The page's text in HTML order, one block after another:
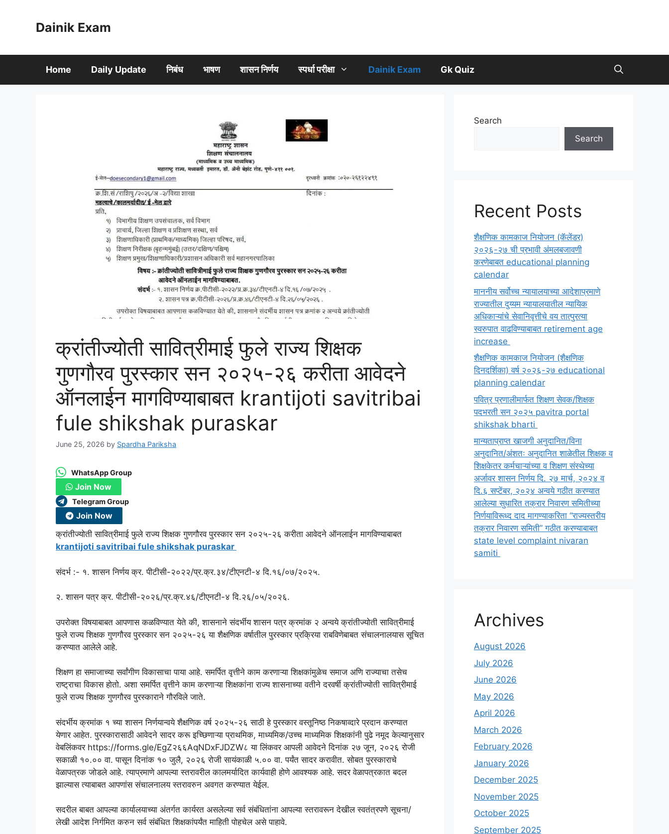
Dainik Exam
Home Daily Update निबंध भाषण शासन निर्णय स्पर्धा परीक्षा Dainik Exam Gk Quiz
क्रांतीज्योती सावित्रीमाई फुले राज्य शिक्षक
गुणगौरव पुरस्कार सन २०२५-२६ करीता आवेदने
ऑनलाईन मागविण्याबाबत krantijoti savitribai
fule shikshak puraskar
June 25, 2026 by Spardha Pariksha
WhatsApp Group
Join Now
Telegram Group
Join Now
क्रांतीज्योती सावित्रीमाई फुले राज्य शिक्षक गुणगौरव पुरस्कार सन २०२५-२६ करीता आवेदने ऑनलाईन मागविण्याबाबत
krantijoti savitribai fule shikshak puraskar
संदर्भ :- १. शासन निर्णय क्र. पीटीसी-२०२२/प्र.क्र.३४/टीएनटी-४ दि.१६/०७/२०२५.
२. शासन पत्र क्र. पीटीसी-२०२६/प्र.क्र.४६/टीएनटी-४ दि.२६/०५/२०२६.
उपरोक्त विषयाबाबत आपणास कळविण्यात येते की, शासनाने संदर्भीय शासन पत्र क्रमांक २ अन्वये क्रांतीज्योती सावित्रीमाई
फुले राज्य शिक्षक गुणगौरव पुरस्कार सन २०२५-२६ या शैक्षणिक वर्षातील पुरस्कार प्रक्रिया राबविणेबाबत संचालनालयास सूचित
करण्यात आलेले आहे.
शिक्षण हा समाजाच्या सर्वांगीण विकासाचा पाया आहे. समर्पित वृत्तीने काम करणाऱ्या शिक्षकांमुळेच समाज अणि राज्याचा तसेच
राष्ट्राचा विकास होतो. अशा समर्पित वृत्तीने काम करणाऱ्या शिक्षकांना राज्य शासनाच्या वतीने दरवर्षी क्रांतीज्योती सावित्रीमाई
फुले राज्य शिक्षक गुणगौरव पुरस्काराने गौरविले जाते.
संदर्भीय क्रमांक १ च्या शासन निर्णयान्वये शैक्षणिक वर्ष २०२५-२६ साठी हे पुरस्कार वस्तूनिष्ठ निकषाव्दारे प्रदान करण्यात
येणार आहेत. पुरस्कारासाठी आवेदने सादर करू इच्छिणाऱ्या प्राथमिक, माध्यमिक/उच्च माध्यमिक शिक्षकांनी पुढे नमूद केल्यानुसार
वेबलिंकवर https://forms.gle/EgZ२६६AqNDxFJDZW८ या लिंकवर आपली आवेदने दिनांक २७ जून, २०२६ रोजी
सकाळी १०.०० वा. पासून दिनांक १० जुलै, २०२६ रोजी सायंकाळी ५.०० वा. पर्यंत सादर करावीत. सोबत पुरस्काराचे
वेळापत्रक जोडले आहे. त्याप्रमाणे आपल्या स्तरावरील कालमर्यादित कार्यवाही होणे आवश्यक आहे. सदर वेळापत्रकात बदल
झाल्यास त्याबाबत आपणांस संचालनालय स्तरावरुन अवगत करण्यात येईल.
सदरील बाबत आपल्या कार्यालयाच्या अंतर्गत कार्यरत असलेल्या सर्व संबंधितांना आपल्या स्तरावरून देखील स्वतंत्रपणे सूचना/
लेखी आदेश निर्गमित करुन सर्व संबंधित शिक्षकांपर्यंत माहिती पोहचेल असे पाहावे.
Search
Search
Recent Posts
शैक्षणिक कामकाज नियोजन (कॅलेंडर)
२०२६-२७ ची प्रभावी अंमलबजावणी
करणेबाबत educational planning
calendar
माननीय सर्वोच्च न्यायालयाच्या आदेशाप्रमाणे
राज्यातील दुय्यम न्यायालयातील न्यायिक
अधिकाऱ्यांचे सेवानिवृत्तीचे वय तात्पुरत्या
स्वरुपात वाढविण्याबाबत retirement age
increase
शैक्षणिक कामकाज नियोजन (शैक्षणिक
दिनदर्शिका) वर्ष २०२६-२७ educational
planning calendar
पवित्र प्रणालीमार्फत शिक्षण सेवक/शिक्षक
पदभरती सन २०२५ pavitra portal
shikshak bharti
मान्यताप्राप्त खाजगी अनुदानित/विना
अनुदानित/अंशतः अनुदानित शाळेतील शिक्षक व
शिक्षकेतर कर्मचाऱ्यांच्या व शिक्षण संस्थेच्या
अर्जावर शासन निर्णय दि. २७ मार्च, २०२४ व
दि.६ सप्टेंबर, २०२४ अन्वये गठीत करण्यात
आलेल्या सुधारित तक्रार निवारण समितीच्या
निर्णयाविरूध्द दाद मागण्याकरिता “राज्यस्तरीय
तक्रार निवारण समिती” गठीत करण्याबाबत
state level complaint nivaran
samiti
Archives
August 2026
July 2026
June 2026
May 2026
April 2026
March 2026
February 2026
January 2026
December 2025
November 2025
October 2025
September 2025